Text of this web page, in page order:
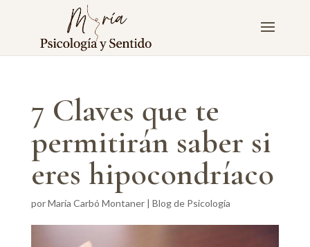
7 Claves que te
permitirán saber si
eres hipocondríaco
porMaría Carbó Montaner| Blog de Psicología